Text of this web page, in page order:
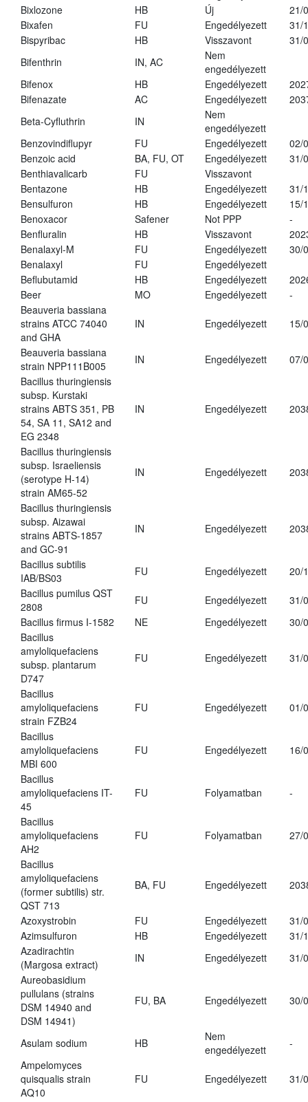
Bixlozone
HB Új
21/
Bixafen
FU Engedélyezett
31/
Bispyribac
HB Visszavont
31/
Bifenthrin
IN, AC
Nem
engedélyezett
Bifenox
HB Engedélyezett
Bifenazate
AC Engedélyezett
Beta-Cyfluthrin
IN
Nem
engedélyezett
Benzovindiflupyr
FU Engedélyezett
02/
Benzoic acid
BA, FU, OT Engedélyezett
31/
Benthiavalicarb
FU
Visszavont
Bentazone
HB Engedélyezett
31/
Bensulfuron
HB Engedélyezett
15/
Benoxacor
Safener Not PPP
-
Benfluralin
HB Visszavont
Benalaxyl-M
FU Engedélyezett
30/
Benalaxyl
FU
Engedélyezett
Beflubutamid
HB Engedélyezett
Beer
MO Engedélyezett
-
Beauveria bassiana
strains ATCC 74040
and GHA
IN Engedélyezett 15/
Beauveria bassiana
strain NPP111B005
IN Engedélyezett
07/
Bacillus thuringiensis
subsp. Kurstaki
strains ABTS 351, PB
54, SA 11, SA12 and
EG 2348
IN Engedélyezett
Bacillus thuringiensis
subsp. Israeliensis
(serotype H-14)
strain AM65-52
IN Engedélyezett
Bacillus thuringiensis
subsp. Aizawai
strains ABTS-1857
and GC-91
IN Engedélyezett
Bacillus subtilis
IAB/BS03
FU Engedélyezett
20/
Bacillus pumilus QST
2808
FU Engedélyezett
31/
Bacillus firmus I-1582
NE Engedélyezett
30/
Bacillus
amyloliquefaciens
subsp. plantarum
D747
FU Engedélyezett 31/
Bacillus
amyloliquefaciens
strain FZB24
FU Engedélyezett 01/
Bacillus
amyloliquefaciens
MBI 600
FU Engedélyezett 16/
Bacillus
amyloliquefaciens IT-
45
FU Folyamatban -
Bacillus
amyloliquefaciens
AH2
FU Folyamatban 27/
Bacillus
amyloliquefaciens
(former subtilis) str.
QST 713
BA, FU Engedélyezett
Azoxystrobin FU Engedélyezett
31/
Azimsulfuron
HB Engedélyezett
31/
Azadirachtin
(Margosa extract)
IN Engedélyezett
31/
Aureobasidium
pullulans (strains
DSM 14940 and
DSM 14941)
FU, BA Engedélyezett 30/
Asulam sodium HB
Nem
engedélyezett
-
Ampelomyces
quisqualis strain
AQ10
FU Engedélyezett 31/